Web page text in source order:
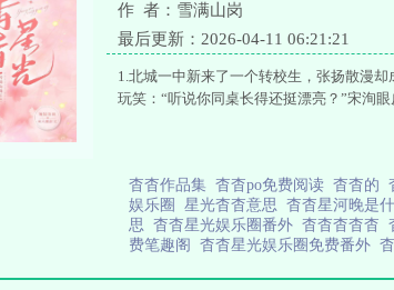
作 者：雪满山岗
最后更新：2026-04-11 06:21:21
1.北城一中新来了一个转校生，张扬散漫
玩笑：“听说你同桌长得还挺漂亮？”宋洵
杳杳作品集 杳杳po免费阅读 杳杳的
娱乐圈 星光杳杳意思 杳杳星河晚是
思 杳杳星光娱乐圈番外 杳杳杳杳杳
费笔趣阁 杳杳星光娱乐圈免费番外